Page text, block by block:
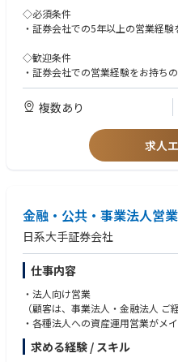
※ご希望、適正に応じて、リテール
す。
◇必須条件
・証券会社での5年以上の営業経
◇歓迎条件
・証券会社での営業経験をお持ち
（一度証券会社を退職し、他業界
複数あり
求人
金融・公共・事業法人営
日系大手証券会社
仕事内容
・法人向け営業
（顧客は、事業法人・金融法人 ご
・各種法人への資産運用営業がメイ
求める経験 / スキル